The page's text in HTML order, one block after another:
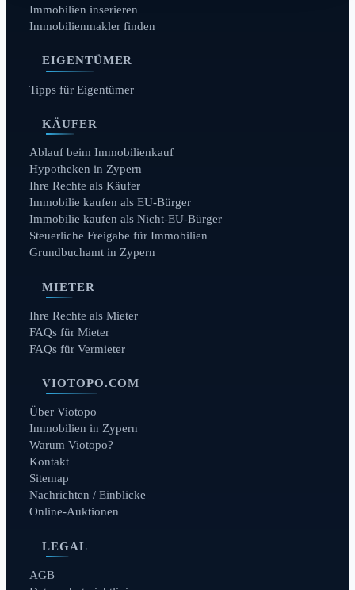
Immobilien inserieren
Immobilienmakler finden
EIGENTÜMER
Tipps für Eigentümer
KÄUFER
Ablauf beim Immobilienkauf
Hypotheken in Zypern
Ihre Rechte als Käufer
Immobilie kaufen als EU-Bürger
Immobilie kaufen als Nicht-EU-Bürger
Steuerliche Freigabe für Immobilien
Grundbuchamt in Zypern
MIETER
Ihre Rechte als Mieter
FAQs für Mieter
FAQs für Vermieter
VIOTOPO.COM
Über Viotopo
Immobilien in Zypern
Warum Viotopo?
Kontakt
Sitemap
Nachrichten / Einblicke
Online-Auktionen
LEGAL
AGB